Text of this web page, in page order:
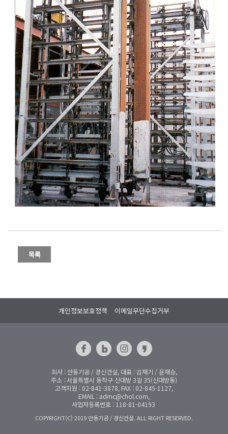
개인정보보호정책 이메일무단수집거부
회사 : 안동기공 / 경신건설, 대표 : 김재기 / 윤재승,
주소 : 서울특별시 동작구 신대방 3길 35(신대방동)
고객지원 : 02-841-3878, FAX : 02-845-1127,
EMAIL : admc@chol.com,
사업자등록번호 : 118-81-04193
COPYRIGHT(C) 2019 안동기공 / 경신건설. ALL RIGHT RESERVED.